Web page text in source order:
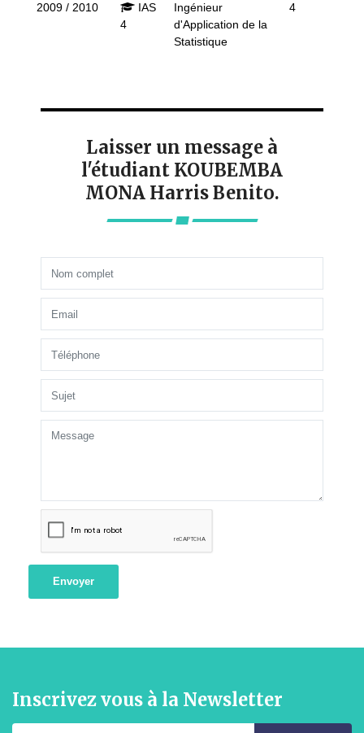
2009 / 2010
IAS
4
Ingénieur
d'Application de la
Statistique
4
Laisser un message à
l'étudiant KOUBEMBA
MONA Harris Benito.
Envoyer
Inscrivez vous à la Newsletter